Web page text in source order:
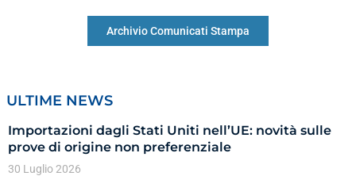
Archivio Comunicati Stampa
ULTIME NEWS
Importazioni dagli Stati Uniti nell’UE: novità sulle
prove di origine non preferenziale
30 Luglio 2026